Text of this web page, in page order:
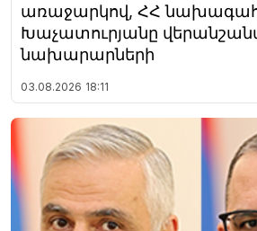
առաջարկով, ՀՀ
Խաչատուրյանը
նախարարների
03.08.2026 18:11